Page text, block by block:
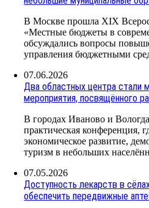
В Москве прошла XIX
«Местные бюджеты в
обсуждались вопросы
управления бюджетными
07.06.2026
Два областных центра стали
мероприятия, посвящённого
В городах Иваново и
практическая конференция,
экономическое развитие,
туризм в небольших
07.05.2026
Доступность лекарств в
обеспечить передвижные